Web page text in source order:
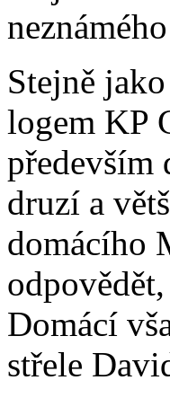
Stejně
logem KP
především
druzí a
domácího
Domácí
střele